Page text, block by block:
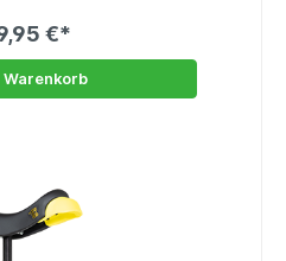
€*
Warenkorb